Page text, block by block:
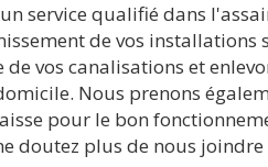
service qualifié dans
de vos installations
vos canalisations et
Nous prenons
pour le bon
doutez plus de nous joindre